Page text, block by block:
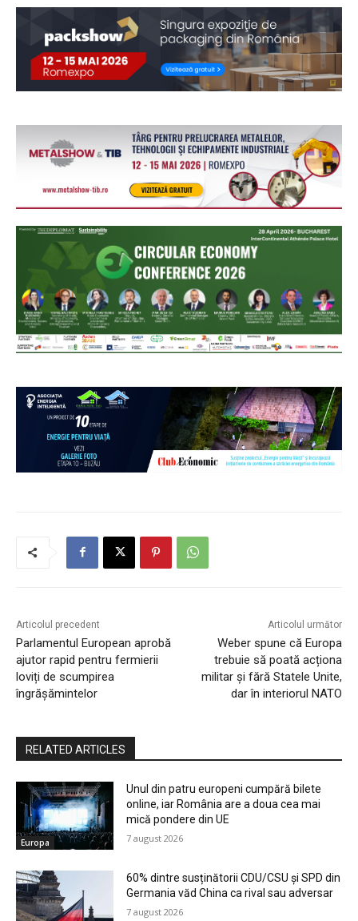
Articolul precedent
Parlamentul European aprobă
ajutor rapid pentru fermierii
loviți de scumpirea
îngrășămintelor
Articolul următor
Weber spune că Europa
trebuie să poată acționa
militar și fără Statele Unite,
dar în interiorul NATO
RELATED ARTICLES
Europa
Unul din patru europeni cumpără bilete
online, iar România are a doua cea mai
mică pondere din UE
7 august 2026
60% dintre susținătorii CDU/CSU și SPD din
Germania văd China ca rival sau adversar
7 august 2026